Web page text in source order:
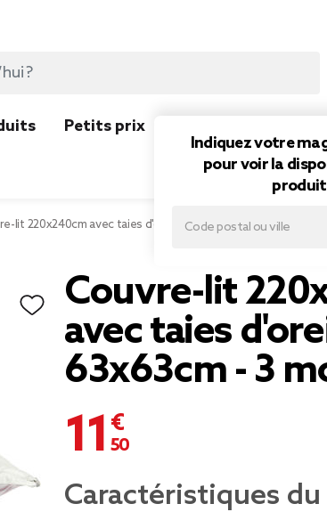
Indiquez votre
pour voir la
Petits prix
lit 220x240cm avec taies d'oreiller 63x63cm - 3 modèles
Couvre-lit
avec taies
63x63cm - 3
11,50 €
Caractéristiques